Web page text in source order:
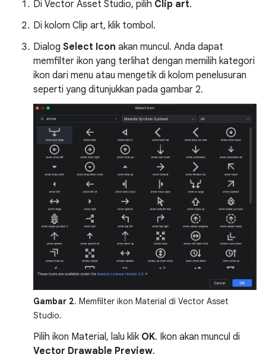
Di Vector Asset Studio, pilih Clip art.
Di kolom Clip art, klik tombol.
Dialog Select Icon akan muncul. Anda dapat
memfilter ikon yang terlihat dengan memilih kategori
ikon dari menu atau mengetik di kolom penelusuran
seperti yang ditunjukkan pada gambar 2.
Gambar 2. Memfilter ikon Material di Vector Asset
Studio.
Pilih ikon Material, lalu klik OK. Ikon akan muncul di
Vector Drawable Preview.